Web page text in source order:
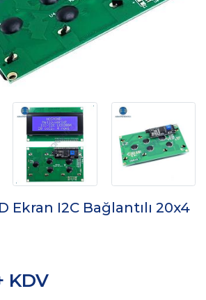
Ekran I2C Bağlantılı 20x4
KDV